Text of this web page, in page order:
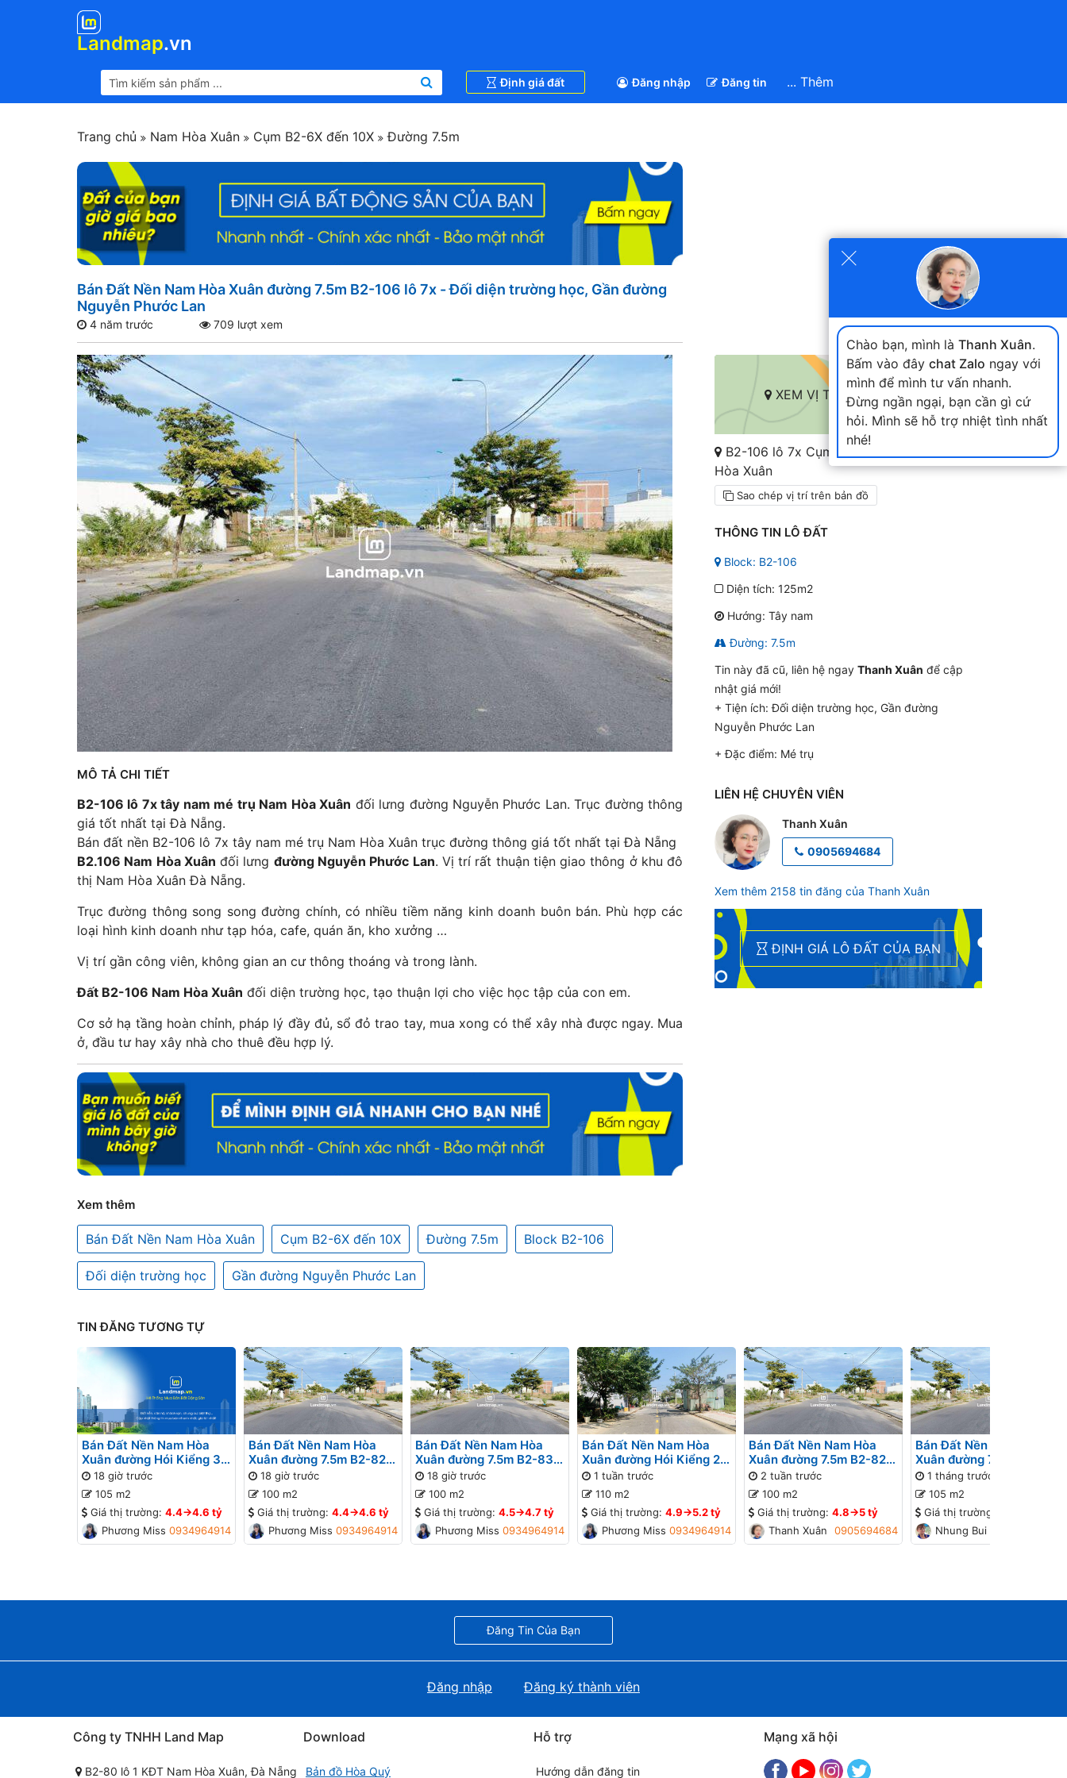
Landmap.vn
Định giá đất Đăng nhập Đăng tin ... Thêm
Trang chủ Nam Hòa Xuân Cụm B2-6X đến 10X Đường 7.5m
Bán Đất Nền Nam Hòa Xuân đường 7.5m B2-106 lô 7x - Đối diện trường học, Gần đường
Nguyễn Phước Lan
4 năm trước 709 lượt xem
MÔ TẢ CHI TIẾT
B2-106 lô 7x tây nam mé trụ Nam Hòa Xuân đối lưng đường Nguyễn Phước Lan. Trục đường thông
giá tốt nhất tại Đà Nẵng.
Bán đất nền B2-106 lô 7x tây nam mé trụ Nam Hòa Xuân trục đường thông giá tốt nhất tại Đà Nẵng
B2.106 Nam Hòa Xuân đối lưng đường Nguyễn Phước Lan. Vị trí rất thuận tiện giao thông ở khu đô
thị Nam Hòa Xuân Đà Nẵng.
Trục đường thông song song đường chính, có nhiều tiềm năng kinh doanh buôn bán. Phù hợp các
loại hình kinh doanh như tạp hóa, cafe, quán ăn, kho xưởng …
Vị trí gần công viên, không gian an cư thông thoáng và trong lành.
Đất B2-106 Nam Hòa Xuân đối diện trường học, tạo thuận lợi cho việc học tập của con em.
Cơ sở hạ tầng hoàn chỉnh, pháp lý đầy đủ, sổ đỏ trao tay, mua xong có thể xây nhà được ngay. Mua
ở, đầu tư hay xây nhà cho thuê đều hợp lý.
XEM VỊ TRÍ TRÊN BẢN ĐỒ
B2-106 lô 7x Cụm B2-6X đến 10X Nam
Hòa Xuân
Sao chép vị trí trên bản đồ
THÔNG TIN LÔ ĐẤT
Block: B2-106
Diện tích: 125m2
Hướng: Tây nam
Đường: 7.5m
Tin này đã cũ, liên hệ ngayThanh Xuân để cập
nhật giá mới!
+ Tiện ích:Đối diện trường học, Gần đường
Nguyễn Phước Lan
+ Đặc điểm: Mé trụ
LIÊN HỆ CHUYÊN VIÊN
Thanh Xuân
0905694684
Xem thêm 2158 tin đăng của Thanh Xuân
ĐỊNH GIÁ LÔ ĐẤT CỦA BẠN
Xem thêm
Bán Đất Nền Nam Hòa Xuân Cụm B2-6X đến 10X Đường 7.5m Block B2-106
Đối diện trường học Gần đường Nguyễn Phước Lan
TIN ĐĂNG TƯƠNG TỰ
Bán Đất Nền Nam Hòa
Xuân đường Hói Kiểng 31
B2-95 lô 9x - Gần Sông
18 giờ trước
105 m2
Giá thị trường: 4.4->4.6 tỷ
Phương Missa0934964914
Bán Đất Nền Nam Hòa
Xuân đường 7.5m B2-82
lô 4x - Gần Sông
18 giờ trước
100 m2
Giá thị trường: 4.4->4.6 tỷ
Phương Missa0934964914
Bán Đất Nền Nam Hòa
Xuân đường 7.5m B2-83
lô 9x - Đối diện bệnh viện,
Gần Sông
18 giờ trước
100 m2
Giá thị trường: 4.5->4.7 tỷ
Phương Missa0934964914
Bán Đất Nền Nam Hòa
Xuân đường Hói Kiểng 26
B2-101 lô 6x - Gần đường
Minh Mạng
1 tuần trước
110 m2
Giá thị trường: 4.9->5.2 tỷ
Phương Missa0934964914
Bán Đất Nền Nam Hòa
Xuân đường 7.5m B2-82
lô 4x - Gần Sông
2 tuần trước
100 m2
Giá thị trường: 4.8->5 tỷ
Thanh Xuân
0905694684
Bán Đất Nền Nam Hòa
Xuân đường 7.5m B2-77
lô 1x - Đường thông, Gần
đường Minh Mạng
1 tháng trước
105 m2
Giá thị trường:
Nhung Bui
×
Chào bạn, mình là Thanh Xuân.
Bấm vào đây chat Zalo ngay với
mình để mình tư vấn nhanh.
Đừng ngần ngại, bạn cần gì cứ
hỏi. Mình sẽ hỗ trợ nhiệt tình nhất
nhé!
Đăng Tin Của Bạn
Đăng nhập Đăng ký thành viên
Công ty TNHH Land Map
B2-80 lô 1 KĐT Nam Hòa Xuân, Đà Nẵng
Download
Bản đồ Hòa Quý
Hỗ trợ
Hướng dẫn đăng tin
Mạng xã hội